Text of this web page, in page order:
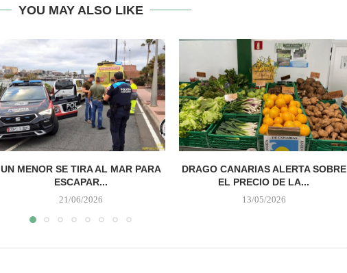
YOU MAY ALSO LIKE
UN MENOR SE TIRA AL MAR PARA
ESCAPAR...
21/06/2026
DRAGO CANARIAS ALERTA SOBRE
EL PRECIO DE LA...
13/05/2026